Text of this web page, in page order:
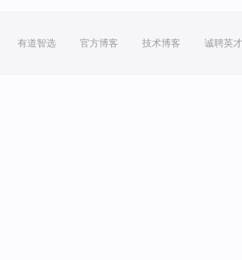
有道智选 官方博客 技术博客 诚聘英才